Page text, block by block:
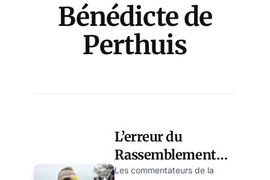
Bénédicte de
Perthuis
L’erreur du
Rassemblement
National: avoir
Les commentateurs de la